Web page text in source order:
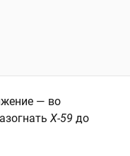
— во
X-59 до